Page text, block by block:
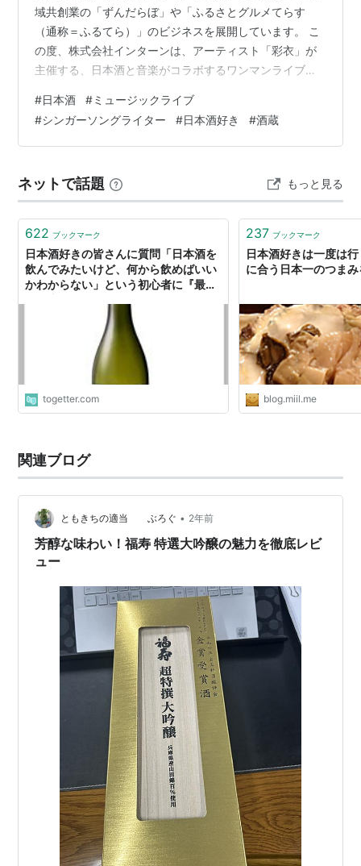
域共創業の「ずんだらぼ」や「ふるさとグルメてらす
（通称＝ふるてら）」のビジネスを展開しています。 こ
の度、株式会社インターンは、アーティスト「彩衣」が
主催する、日本酒と音楽がコラボするワンマンライブ
「彩衣」は、当社が運営するPON酒女子の代表でもあり
ます。私も10年以上の付き合いになる仲間です。一緒に
仕事したり、飲んだりといろんなことを経験してきまし
を教えてくれた仲間でもあります。 彩衣さんがいなけれ
ば、地域共創業の一つであるふるてら…
#日本酒 #ミュージックライブ
#シンガーソングライター #日本酒好き #酒蔵
ネットで話題 もっと見る
622 ブックマーク
日本酒好きの皆さんに質問「日本酒を
飲んでみたいけど、何から飲めばいい
かわからない」という初心者に『最初
togetter.com
237 ブックマーク
日本酒好きは一度は
に合う日本一のつま
blog.miil.me
関連ブログ
ともきちの適当 ぶろぐ • 2年前
芳醇な味わい！福寿 特選大吟醸の魅力を徹底レビ
ュー